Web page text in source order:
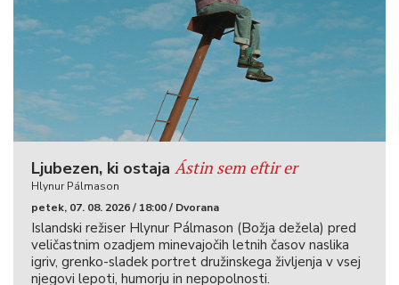
Ljubezen, ki ostaja Ástin sem eftir er
Hlynur Pálmason
petek, 07. 08. 2026 / 18:00 / Dvorana
Islandski režiser Hlynur Pálmason (Božja dežela) pred
veličastnim ozadjem minevajočih letnih časov naslika
igriv, grenko-sladek portret družinskega življenja v vsej
njegovi lepoti, humorju in nepopolnosti.